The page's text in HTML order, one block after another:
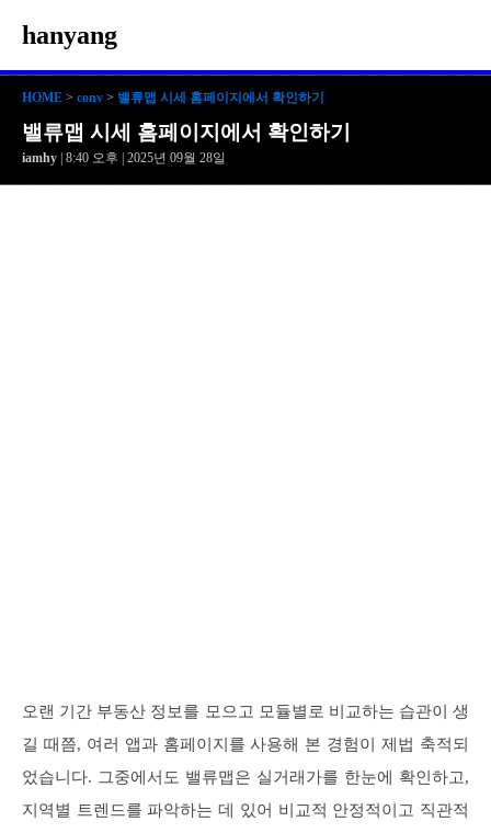
hanyang
HOME > conv > 밸류맵 시세 홈페이지에서 확인하기
밸류맵 시세 홈페이지에서 확인하기
iamhy | 8:40 오후 | 2025년 09월 28일
오랜 기간 부동산 정보를 모으고 모듈별로 비교하는 습관이 생
길 때쯤, 여러 앱과 홈페이지를 사용해 본 경험이 제법 축적되
었습니다. 그중에서도 밸류맵은 실거래가를 한눈에 확인하고,
지역별 트렌드를 파악하는 데 있어 비교적 안정적이고 직관적